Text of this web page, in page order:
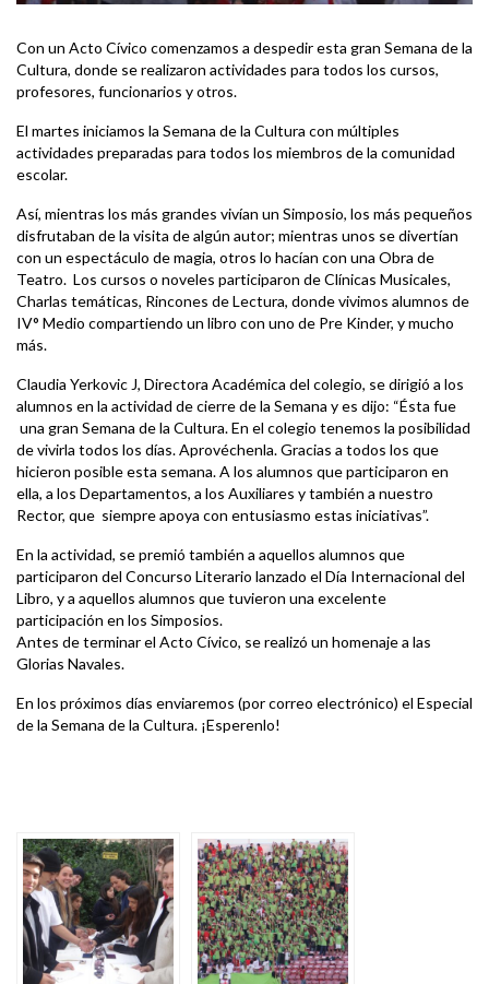
Con un Acto Cívico comenzamos a despedir esta gran Semana de la
Cultura, donde se realizaron actividades para todos los cursos,
profesores, funcionarios y otros.
El martes iniciamos la Semana de la Cultura con múltiples
actividades preparadas para todos los miembros de la comunidad
escolar.
Así, mientras los más grandes vivían un Simposio, los más pequeños
disfrutaban de la visita de algún autor; mientras unos se divertían
con un espectáculo de magia, otros lo hacían con una Obra de
Teatro. Los cursos o noveles participaron de Clínicas Musicales,
Charlas temáticas, Rincones de Lectura, donde vivimos alumnos de
IV° Medio compartiendo un libro con uno de Pre Kinder, y mucho
más.
Claudia Yerkovic J, Directora Académica del colegio, se dirigió a los
alumnos en la actividad de cierre de la Semana y es dijo: “Ésta fue
una gran Semana de la Cultura. En el colegio tenemos la posibilidad
de vivirla todos los días. Aprovéchenla. Gracias a todos los que
hicieron posible esta semana. A los alumnos que participaron en
ella, a los Departamentos, a los Auxiliares y también a nuestro
Rector, que siempre apoya con entusiasmo estas iniciativas”.
En la actividad, se premió también a aquellos alumnos que
participaron del Concurso Literario lanzado el Día Internacional del
Libro, y a aquellos alumnos que tuvieron una excelente
participación en los Simposios.
Antes de terminar el Acto Cívico, se realizó un homenaje a las
Glorias Navales.
En los próximos días enviaremos (por correo electrónico) el Especial
de la Semana de la Cultura. ¡Esperenlo!